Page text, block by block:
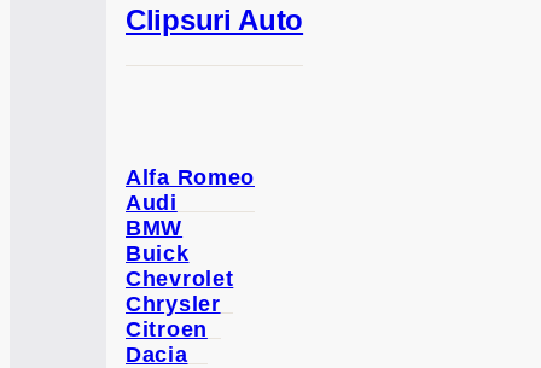
Clipsuri Auto
Alfa Romeo
Audi
BMW
Buick
Chevrolet
Chrysler
Citroen
Dacia